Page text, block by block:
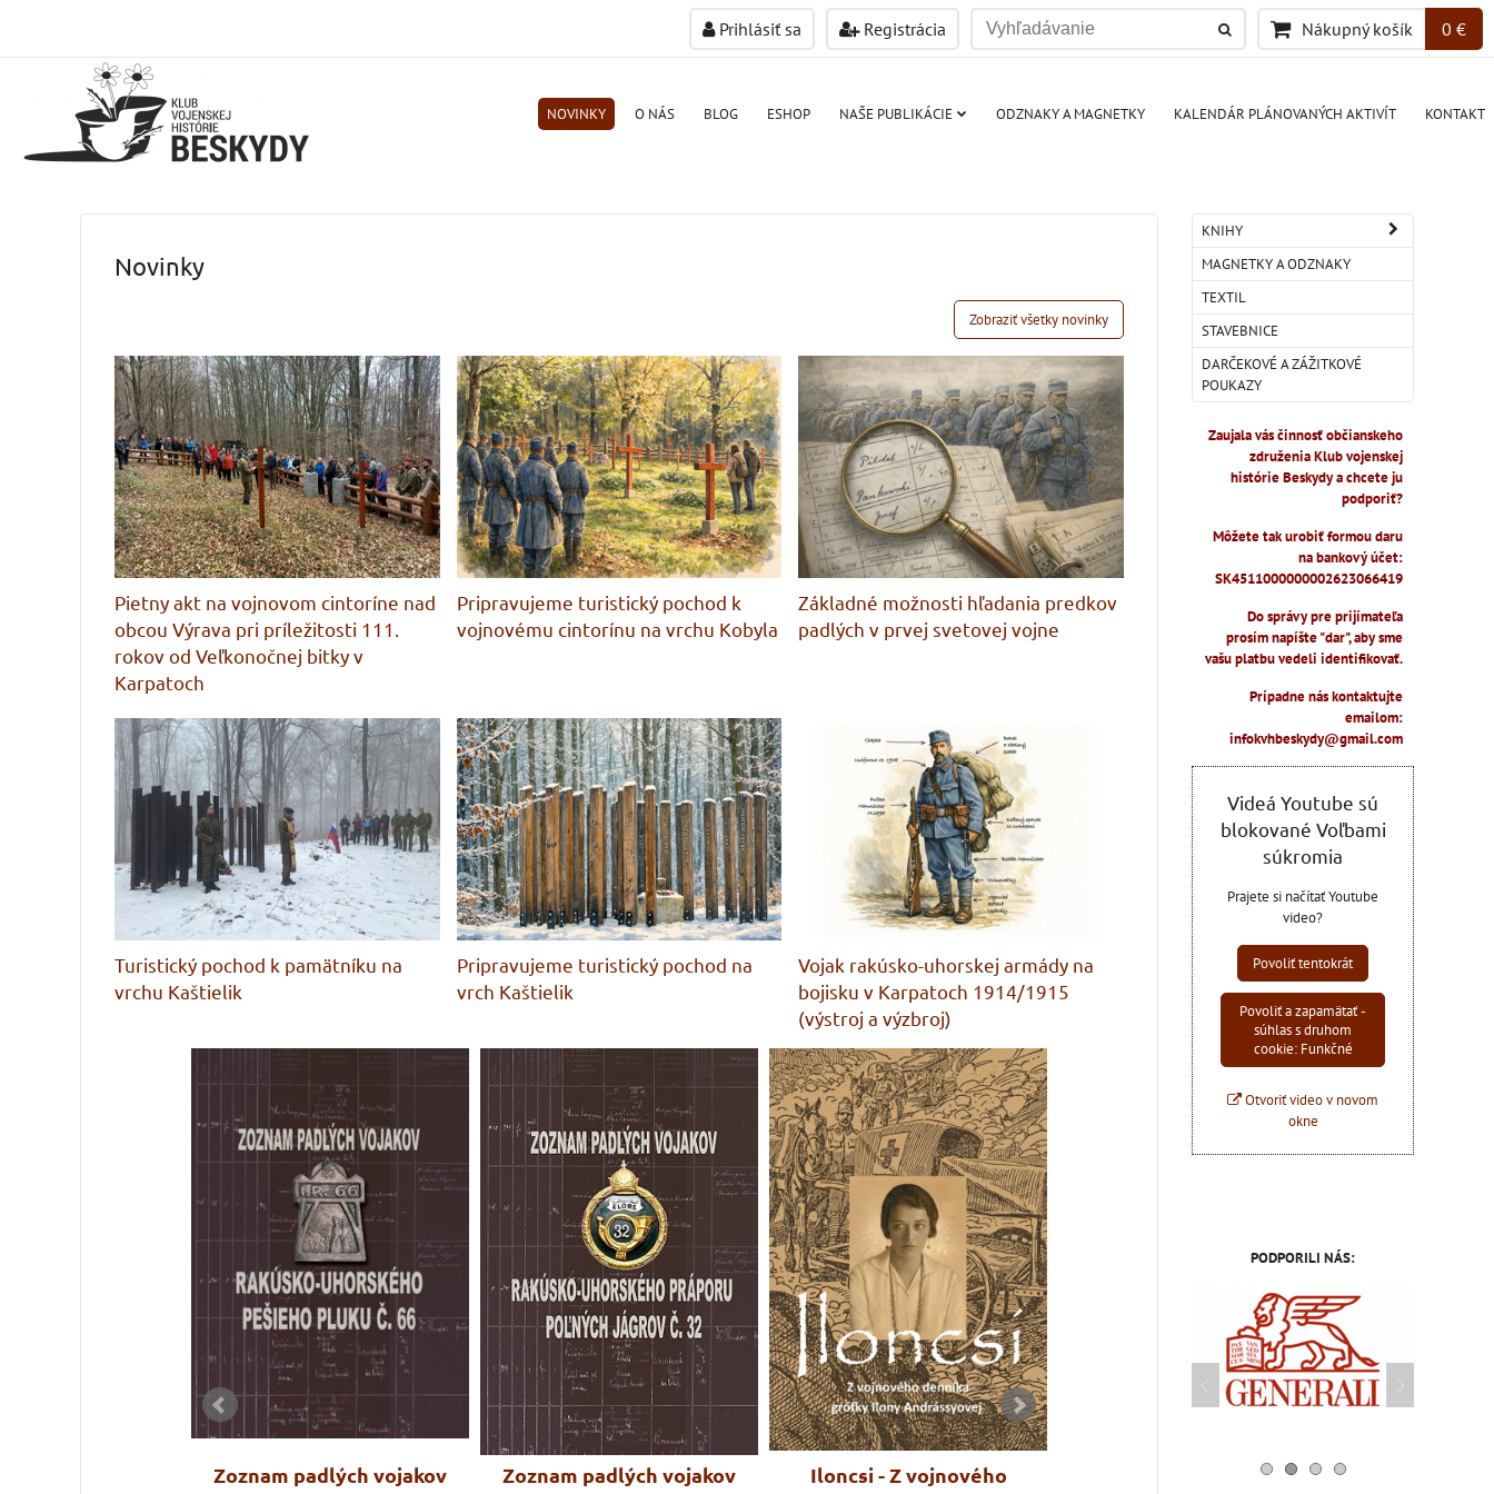
Prihlásiť sa Registrácia Nákupný košík 0 €
NOVINKY O NÁS BLOG ESHOP NAŠE PUBLIKÁCIE ODZNAKY A MAGNETKY KALENDÁR PLÁNOVANÝCH AKTIVÍT KONTAKT
Novinky
Pietny akt na vojnovom cintoríne nad
obcou Výrava pri príležitosti 111.
rokov od Veľkonočnej bitky v
Karpatoch
Pripravujeme turistický pochod k
vojnovému cintorínu na vrchu Kobyla
Základné možnosti hľadania predkov
padlých v prvej svetovej vojne
Turistický pochod k pamätníku na
vrchu Kaštielik
Pripravujeme turistický pochod na
vrch Kaštielik
Vojak rakúsko-uhorskej armády na
bojisku v Karpatoch 1914/1915
(výstroj a výzbroj)
Zobraziť všetky novinky
Zoznam padlých vojakov
Zoznam padlých vojakov
Iloncsi - Z vojnového
KNIHY
MAGNETKY A ODZNAKY
TEXTIL
STAVEBNICE
DARČEKOVÉ A ZÁŽITKOVÉ
POUKAZY
Zaujala vás činnosť občianskeho
združenia Klub vojenskej
histórie Beskydy a chcete ju
podporiť?
Môžete tak urobiť formou daru
na bankový účet:
SK4511000000002623066419
Do správy pre prijímateľa
prosím napíšte "dar", aby sme
vašu platbu vedeli identifikovať.
Prípadne nás kontaktujte
emailom:
infokvhbeskydy@gmail.com
Videá Youtube sú
blokované Voľbami
súkromia
Prajete si načítať Youtube
video?
Povoliť tentokrát
Povoliť a zapamätať -
súhlas s druhom
cookie: Funkčné
Otvoriť video v novom
okne
PODPORILI NÁS: